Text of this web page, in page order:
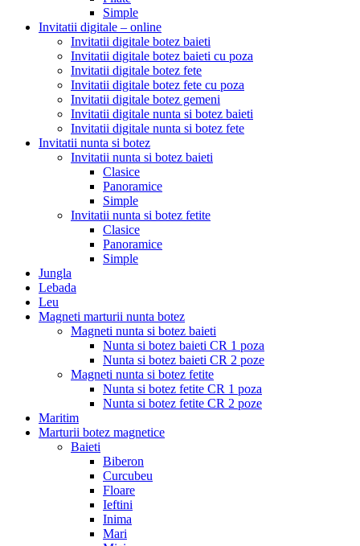
Simple
Invitatii digitale – online
Invitatii digitale botez baieti
Invitatii digitale botez baieti cu poza
Invitatii digitale botez fete
Invitatii digitale botez fete cu poza
Invitatii digitale botez gemeni
Invitatii digitale nunta si botez baieti
Invitatii digitale nunta si botez fete
Invitatii nunta si botez
Invitatii nunta si botez baieti
Clasice
Panoramice
Simple
Invitatii nunta si botez fetite
Clasice
Panoramice
Simple
Jungla
Lebada
Leu
Magneti marturii nunta botez
Magneti nunta si botez baieti
Nunta si botez baieti CR 1 poza
Nunta si botez baieti CR 2 poze
Magneti nunta si botez fetite
Nunta si botez fetite CR 1 poza
Nunta si botez fetite CR 2 poze
Maritim
Marturii botez magnetice
Baieti
Biberon
Curcubeu
Floare
Ieftini
Inima
Mari